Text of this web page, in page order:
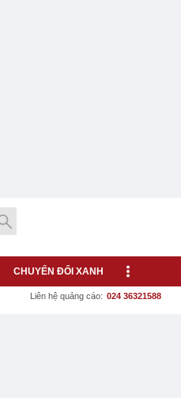
CHUYỂN ĐỔI XANH
Liên hệ quảng cáo: 024 36321588